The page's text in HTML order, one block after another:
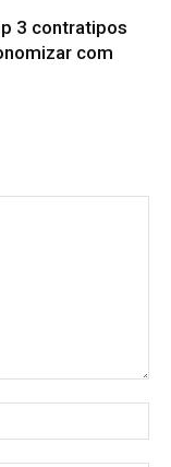
3 contratipos
com